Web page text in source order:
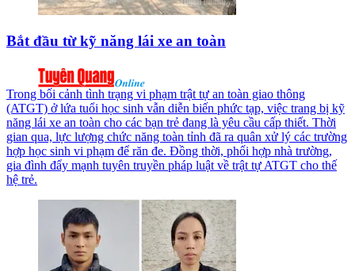
Bắt đầu từ kỹ năng lái xe an toàn
Trong bối cảnh tình trạng vi phạm trật tự an toàn giao thông
(ATGT) ở lứa tuổi học sinh vẫn diễn biến phức tạp, việc trang bị kỹ
năng lái xe an toàn cho các bạn trẻ đang là yêu cầu cấp thiết. Thời
gian qua, lực lượng chức năng toàn tỉnh đã ra quân xử lý các trường
hợp học sinh vi phạm để răn đe. Đồng thời, phối hợp nhà trường,
gia đình đẩy mạnh tuyên truyền pháp luật về trật tự ATGT cho thế
hệ trẻ.